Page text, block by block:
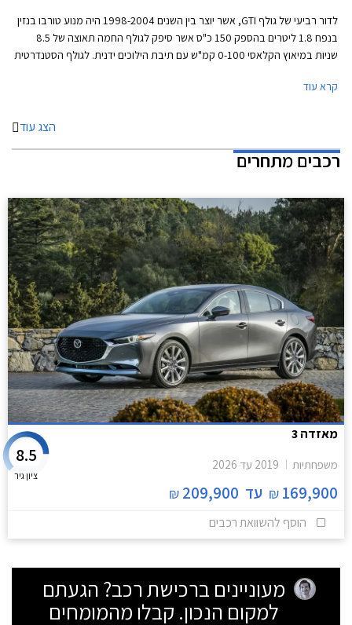
לדור רביעי של גולף GTI, אשר יוצר בין השנים 1998-2004 היה מנוע טורבו בנזין
בנפח 1.8 ליטרים בהספק 150 כ"ס אשר סיפק לגולף החמה תאוצה של 8.5
שניות במיאוץ הקלאסי 0-100 קמ"ש עם תיבת הילוכים ידנית. לגולף הסטנדרטית
קרא עוד
הצג עוד
רכבים מתחרים
מאזדה 3
משפחתיות 2019 עד 2026
169,900
₪ עד 209,900
₪
8.5
ציון גיר
הוסף להשוואת רכבים
מעוניינים ברכישת רכב? הגעתם
למקום הנכון. קבלו מהמומחים